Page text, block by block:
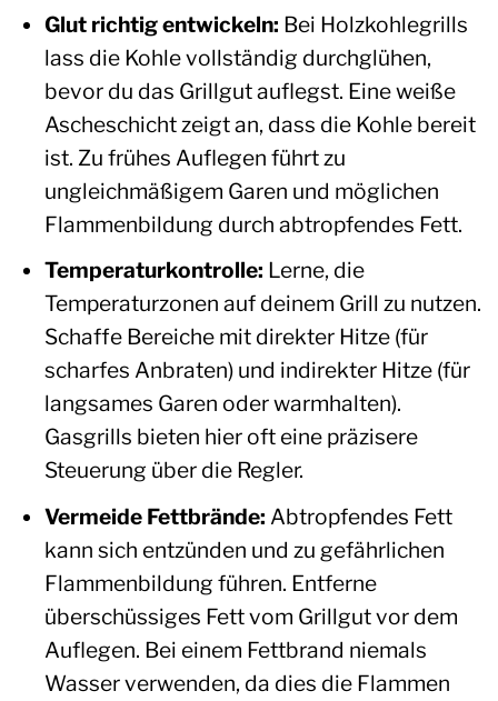
Glut richtig entwickeln: Bei Holzkohlegrills
lass die Kohle vollständig durchglühen,
bevor du das Grillgut auflegst. Eine weiße
Ascheschicht zeigt an, dass die Kohle bereit
ist. Zu frühes Auflegen führt zu
ungleichmäßigem Garen und möglichen
Flammenbildung durch abtropfendes Fett.
Temperaturkontrolle: Lerne, die
Temperaturzonen auf deinem Grill zu nutzen.
Schaffe Bereiche mit direkter Hitze (für
scharfes Anbraten) und indirekter Hitze (für
langsames Garen oder warmhalten).
Gasgrills bieten hier oft eine präzisere
Steuerung über die Regler.
Vermeide Fettbrände: Abtropfendes Fett
kann sich entzünden und zu gefährlichen
Flammenbildung führen. Entferne
überschüssiges Fett vom Grillgut vor dem
Auflegen. Bei einem Fettbrand niemals
Wasser verwenden, da dies die Flammen